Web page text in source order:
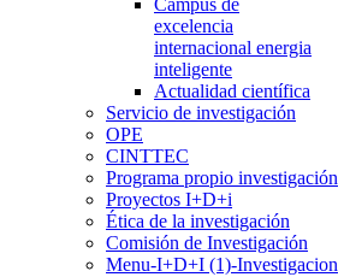
Campus de
excelencia
internacional energia
inteligente
Actualidad científica
Servicio de investigación
OPE
CINTTEC
Programa propio investigación
Proyectos I+D+i
Ética de la investigación
Comisión de Investigación
Menu-I+D+I (1)-Investigacion